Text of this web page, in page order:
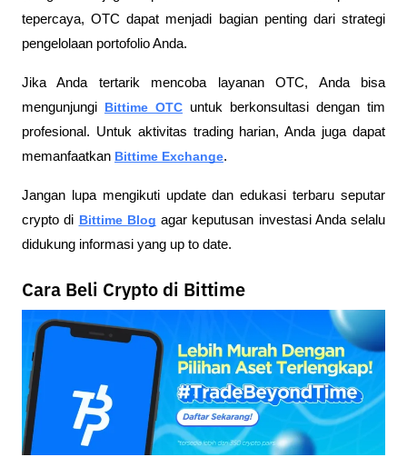
tepercaya, OTC dapat menjadi bagian penting dari strategi
pengelolaan portofolio Anda.
Jika Anda tertarik mencoba layanan OTC, Anda bisa
mengunjungi Bittime OTC untuk berkonsultasi dengan tim
profesional. Untuk aktivitas trading harian, Anda juga dapat
memanfaatkan Bittime Exchange.
Jangan lupa mengikuti update dan edukasi terbaru seputar
crypto di Bittime Blog agar keputusan investasi Anda selalu
didukung informasi yang up to date.
Cara Beli Crypto di Bittime